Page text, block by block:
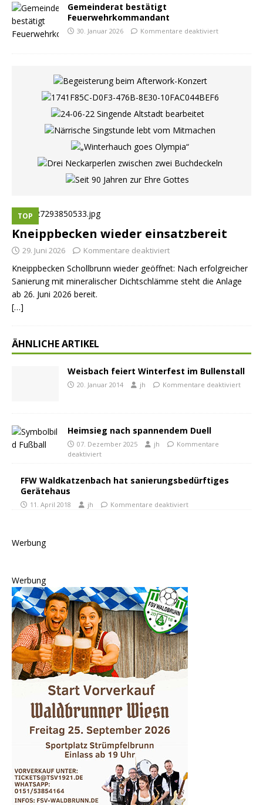
Gemeinderat bestätigt
Feuerwehrkommandant
30. Januar 2026 Kommentare deaktiviert
TOP
Kneippbecken wieder einsatzbereit
29. Juni 2026 Kommentare deaktiviert
Kneippbecken Schollbrunn wieder geöffnet: Nach erfolgreicher
Sanierung mit mineralischer Dichtschlämme steht die Anlage
ab 26. Juni 2026 bereit.
[…]
ÄHNLICHE ARTIKEL
Weisbach feiert Winterfest im Bullenstall
20. Januar 2014 jh Kommentare deaktiviert
Heimsieg nach spannendem Duell
07. Dezember 2025 jh
Kommentare
deaktiviert
FFW Waldkatzenbach hat sanierungsbedürftiges
Gerätehaus
11. April 2018 jh Kommentare deaktiviert
Werbung
Werbung